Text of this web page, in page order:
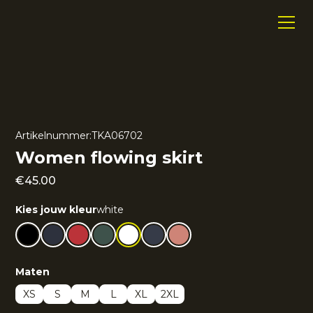
Artikelnummer:TKA06702
Women flowing skirt
€45.00
Kies jouw kleurwhite
Maten
XS
S M L XL 2XL